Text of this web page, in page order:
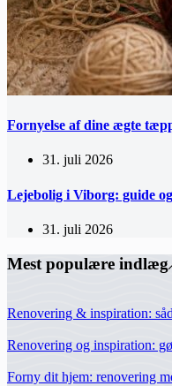
Fornyelse af dine ægte
31. juli 2026
Lejebolig i Viborg: guide
31. juli 2026
Mest populære indlæg
Renovering & inspiration:
Renovering og inspiration:
Forny dit hjem: renovering